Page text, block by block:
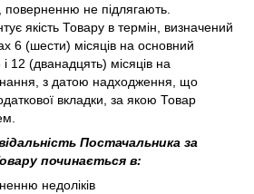
не підлягають.
якість Товару в термін, визначений
6 (шести) місяців на основний
12 (дванадцять) місяців на
з датою надходження, що
вкладки, за якою Товар
Постачальника за
починається в:
недоліків